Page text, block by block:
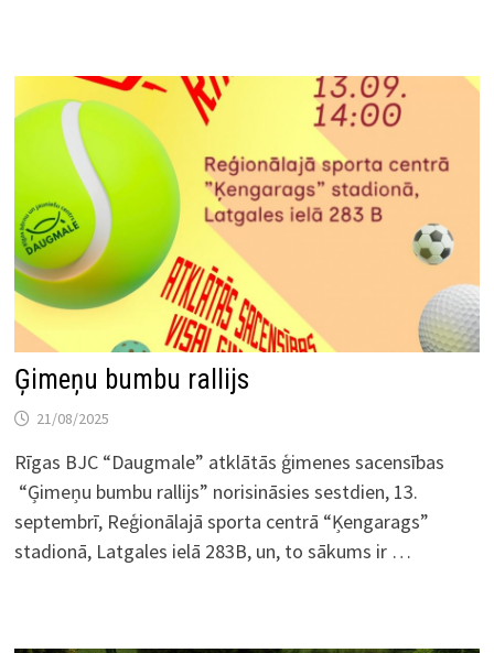
Ģimeņu bumbu rallijs
21/08/2025
Rīgas BJC “Daugmale” atklātās ģimenes sacensības
“Ģimeņu bumbu rallijs” norisināsies sestdien, 13.
septembrī, Reģionālajā sporta centrā “Ķengarags”
stadionā, Latgales ielā 283B, un, to sākums ir …